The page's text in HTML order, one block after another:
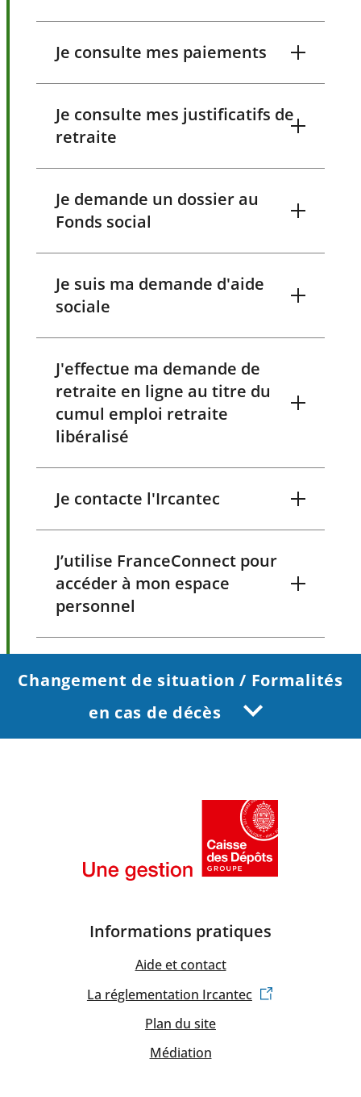
Je consulte mes paiements
Je consulte mes justificatifs de
retraite
Je demande un dossier au
Fonds social
Je suis ma demande d'aide
sociale
J'effectue ma demande de
retraite en ligne au titre du
cumul emploi retraite
libéralisé
Je contacte l'Ircantec
J’utilise FranceConnect pour
accéder à mon espace
personnel
Changement de situation / Formalités
en cas de décès
Informations pratiques
Aide et contact
La réglementation Ircantec
Plan du site
Médiation